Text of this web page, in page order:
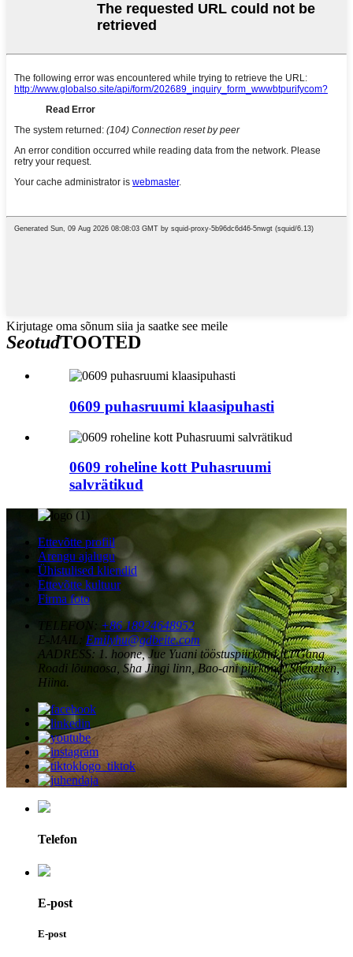
Kirjutage oma sõnum siia ja saatke see meile
SeotudTOOTED
0609 puhasruumi klaasipuhasti
0609 roheline kott Puhasruumi
salvrätikud
Ettevõtte profiil
Arengu ajalugu
Ühistulised kliendid
Ettevõtte kultuur
Firma foto
TELEFON: +86 18924648952
E-MAIL:
Emilyhu@gdbeite.com
AADRESS: 1. hoone, Jue Yuani tööstuspiirkond, Li Gang
Roadi lõunaosa, Sha Jingi linn, Bao-ani piirkond, Shenzhen,
Hiina.
Telefon
E-post
E-post